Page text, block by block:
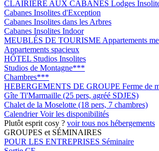
CLAIRIÈRE AUX CABANES Lodges
Cabanes Insolites d'Exception
Cabanes Insolites dans les Arbres
Cabanes Insolites Indoor
MEUBLÉS DE TOURISME Appartements
Appartements spacieux
HÔTEL Studios Insolites
Studios de Montagne***
Chambres***
HEBERGEMENTS DE GROUPE Ferme de
Gîte Ti'Marmaille (25 pers, agréé SDJES)
Chalet de la Moselotte (18 pers, 7 chambres)
CalendrierVoir les disponibilités
Plutôt esprit cosy ? voir tous nos hébergements
GROUPES et SÉMINAIRES
POUR LES ENTREPRISES Séminaire